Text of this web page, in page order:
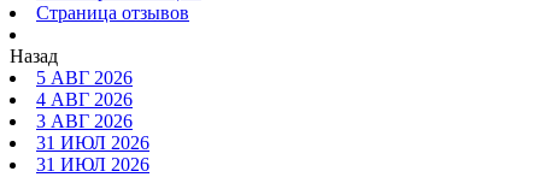
Страница отзывов
Назад
5 АВГ 2026
4 АВГ 2026
3 АВГ 2026
31 ИЮЛ 2026
31 ИЮЛ 2026